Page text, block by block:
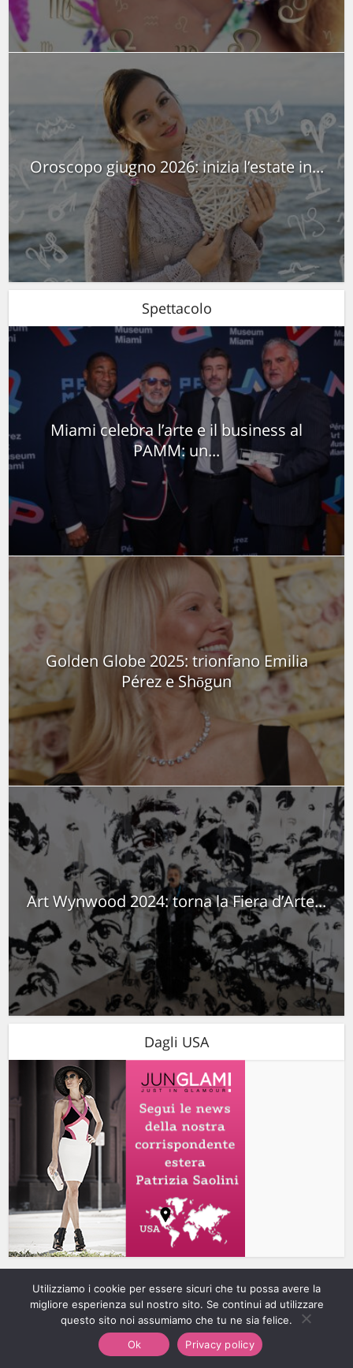
Oroscopo giugno 2026: inizia l’estate in...
Spettacolo
Miami celebra l’arte e il business al
PAMM: un...
Golden Globe 2025: trionfano Emilia
Pérez e Shōgun
Art Wynwood 2024: torna la Fiera d’Arte...
Dagli USA
Gli ultimi articoli
Pelle: come prepararla
Utilizziamo i cookie per essere sicuri che tu possa avere la
migliore esperienza sul nostro sito. Se continui ad utilizzare
questo sito noi assumiamo che tu ne sia felice.
Ok
Privacy policy